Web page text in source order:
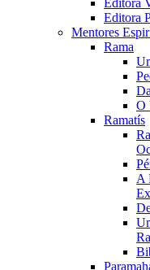
Editora
Editora
Mentores
Rama
O
Ramatís
A